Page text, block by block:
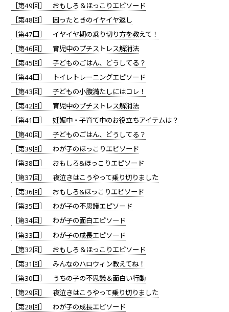
［第49回］ おもしろ＆ほっこりエピソード
［第48回］ 困ったときのイヤイヤ返し
［第47回］ イヤイヤ期の乗り切り方を教えて！
［第46回］ 育児中のプチストレス解消法
［第45回］ 子どものごはん、どうしてる？
［第44回］ トイレトレーニングエピソード
［第43回］ 子どもの小腹満たしにはコレ！
［第42回］ 育児中のプチストレス解消法
［第41回］ 妊娠中・子育て中のお役立ちアイテムは？
［第40回］ 子どものごはん、どうしてる？
［第39回］ わが子のほっこりエピソード
［第38回］ おもしろ&ほっこりエピソード
［第37回］ 夜泣きはこうやって乗り切りました
［第36回］ おもしろ&ほっこりエピソード
［第35回］ わが子の不思議エピソード
［第34回］ わが子の面白エピソード
［第33回］ わが子の成長エピソード
［第32回］ おもしろ＆ほっこりエピソード
［第31回］ みんなのハロウィン教えてね！
［第30回］ うちの子の不思議＆面白い行動
［第29回］ 夜泣きはこうやって乗り切りました
［第28回］ わが子の成長エピソード